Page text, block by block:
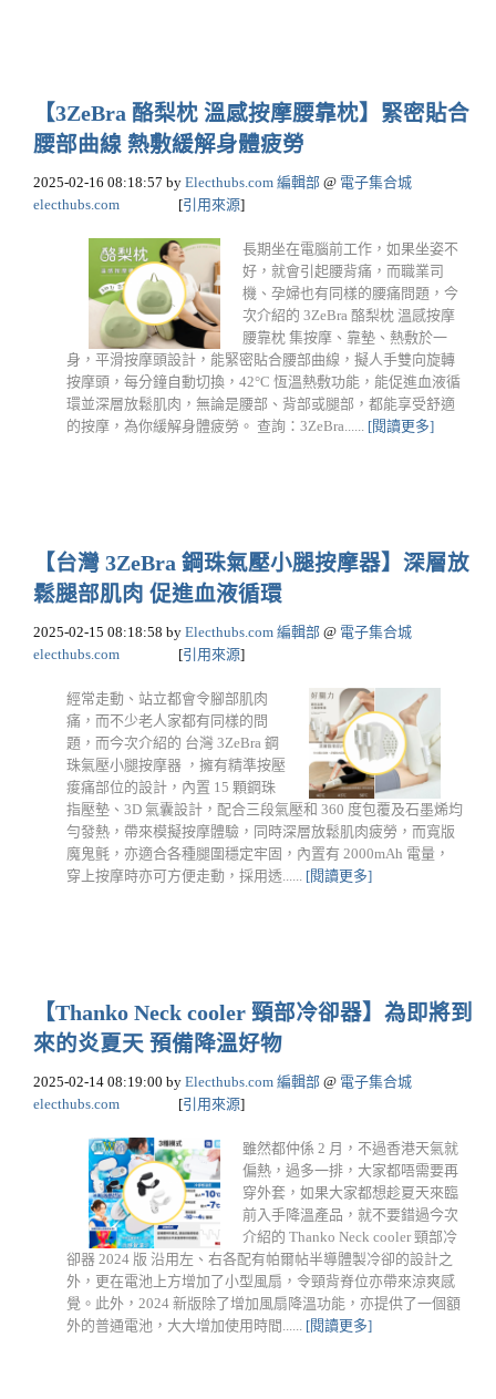
【3ZeBra 酪梨枕 溫感按摩腰靠枕】緊密貼合
腰部曲線 熱敷緩解身體疲勞
2025-02-16 08:18:57 by Electhubs.com 編輯部 @ 電子集合城
electhubs.com
[引用來源]
長期坐在電腦前工作，如果坐姿不
好，就會引起腰背痛，而職業司
機、孕婦也有同樣的腰痛問題，今
次介紹的 3ZeBra 酪梨枕 溫感按摩
腰靠枕 集按摩、靠墊、熱敷於一
身，平滑按摩頭設計，能緊密貼合腰部曲線，擬人手雙向旋轉
按摩頭，每分鐘自動切換，42°C 恆溫熱敷功能，能促進血液循
環並深層放鬆肌肉，無論是腰部、背部或腿部，都能享受舒適
的按摩，為你緩解身體疲勞。 查詢：3ZeBra...... [閱讀更多]
【台灣 3ZeBra 鋼珠氣壓小腿按摩器】深層放
鬆腿部肌肉 促進血液循環
2025-02-15 08:18:58 by Electhubs.com 編輯部 @ 電子集合城
electhubs.com
[引用來源]
經常走動、站立都會令腳部肌肉
痛，而不少老人家都有同樣的問
題，而今次介紹的 台灣 3ZeBra 鋼
珠氣壓小腿按摩器 ，擁有精準按壓
痠痛部位的設計，內置 15 顆鋼珠
指壓墊、3D 氣囊設計，配合三段氣壓和 360 度包覆及石墨烯均
勻發熱，帶來模擬按摩體驗，同時深層放鬆肌肉疲勞，而寬版
魔鬼氈，亦適合各種腿圍穩定牢固，內置有 2000mAh 電量，
穿上按摩時亦可方便走動，採用透...... [閱讀更多]
【Thanko Neck cooler 頸部冷卻器】為即將到
來的炎夏天 預備降溫好物
2025-02-14 08:19:00 by Electhubs.com 編輯部 @ 電子集合城
electhubs.com
[引用來源]
雖然都仲係 2 月，不過香港天氣就
偏熱，過多一排，大家都唔需要再
穿外套，如果大家都想趁夏天來臨
前入手降溫產品，就不要錯過今次
介紹的 Thanko Neck cooler 頸部冷
卻器 2024 版 沿用左、右各配有帕爾帖半導體製冷卻的設計之
外，更在電池上方增加了小型風扇，令頸背脊位亦帶來涼爽感
覺。此外，2024 新版除了增加風扇降溫功能，亦提供了一個額
外的普通電池，大大增加使用時間...... [閱讀更多]